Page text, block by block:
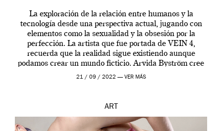
La exploración de la relación entre humanos y la
tecnología desde una perspectiva actual, jugando con
elementos como la sexualidad y la obsesión por la
perfección. La artista que fue portada de VEIN 4,
recuerda que la realidad sigue existiendo aunque
podamos crear un mundo ficticio. Arvida Byström cree
que los humanos tienen un complejo […]
21 / 09 / 2022 — VER MÁS
ART